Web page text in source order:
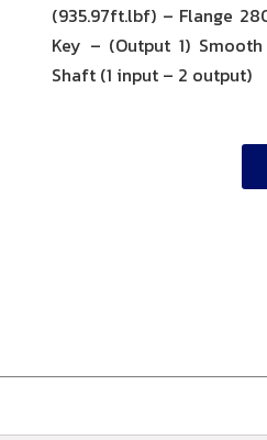
(935.97ft.lbf) – Flange
Key – (Output 1)
Shaft (1 input – 2 output)